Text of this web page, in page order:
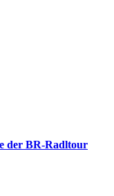
der BR-Radltour